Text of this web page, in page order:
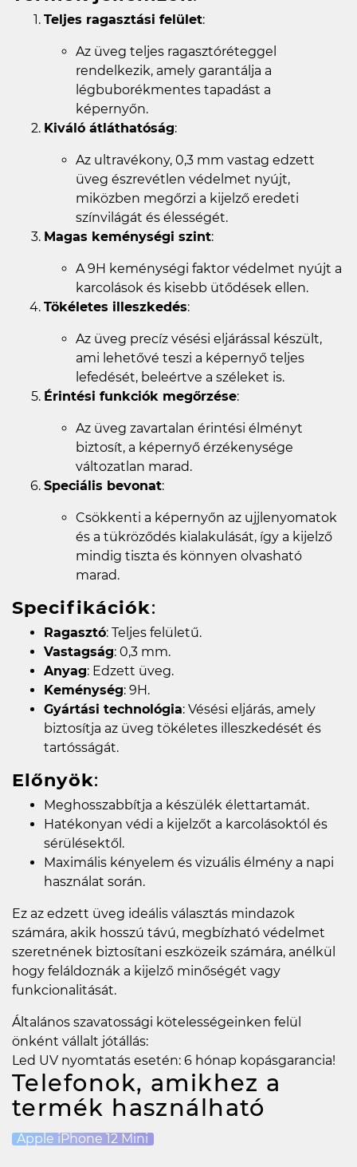
Teljes ragasztási felület:
Az üveg teljes ragasztóréteggel
rendelkezik, amely garantálja a
légbuborékmentes tapadást a
képernyőn.
Kiváló átláthatóság:
Az ultravékony, 0,3 mm vastag edzett
üveg észrevétlen védelmet nyújt,
miközben megőrzi a kijelző eredeti
színvilágát és élességét.
Magas keménységi szint:
A 9H keménységi faktor védelmet nyújt a
karcolások és kisebb ütődések ellen.
Tökéletes illeszkedés:
Az üveg precíz vésési eljárással készült,
ami lehetővé teszi a képernyő teljes
lefedését, beleértve a széleket is.
Érintési funkciók megőrzése:
Az üveg zavartalan érintési élményt
biztosít, a képernyő érzékenysége
változatlan marad.
Speciális bevonat:
Csökkenti a képernyőn az ujjlenyomatok
és a tükröződés kialakulását, így a kijelző
mindig tiszta és könnyen olvasható
marad.
Specifikációk:
Ragasztó: Teljes felületű.
Vastagság: 0,3 mm.
Anyag: Edzett üveg.
Keménység: 9H.
Gyártási technológia: Vésési eljárás, amely
biztosítja az üveg tökéletes illeszkedését és
tartósságát.
Előnyök:
Meghosszabbítja a készülék élettartamát.
Hatékonyan védi a kijelzőt a karcolásoktól és
sérülésektől.
Maximális kényelem és vizuális élmény a napi
használat során.
Ez az edzett üveg ideális választás mindazok
számára, akik hosszú távú, megbízható védelmet
szeretnének biztosítani eszközeik számára, anélkül
hogy feláldoznák a kijelző minőségét vagy
funkcionalitását.
Általános szavatossági kötelességeinken felül
önként vállalt jótállás:
Led UV nyomtatás esetén: 6 hónap kopásgarancia!
Telefonok, amikhez a
termék használható
Apple iPhone 12 Mini